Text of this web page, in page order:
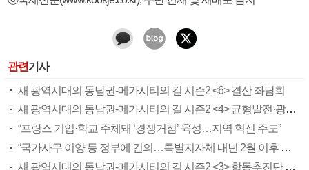
관련기사
새 광역시대의 동남권-메가시티의 길 시즌2 <6> 결산 좌담회
새 광역시대의 동남권-메가시티의 길 시즌2 <4> 균형발전·광역권 정책 방안
“프랑스 기업·학교 주체돼 ‘경쟁거점’ 육성…지역 혁신 주도”
“국가사무 이양 등 정부에 건의…특별지자체 내년 2월 이후 출범”
새 광역시대의 동남권-메가시티의 길 시즌2 <3> 합동추진단 어떻게 운영되나